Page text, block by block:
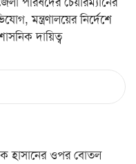
মন্ত্রণালয়ের নির্দেশে
দায়িত্ব
হাসানের ওপর বোতল